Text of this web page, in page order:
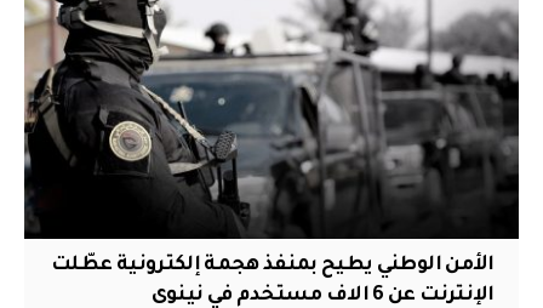
الأمن الوطني يطيح بمنفذ هجمة إلكترونية عطّلت
الإنترنت عن 6 الاف مستخدم في نينوى